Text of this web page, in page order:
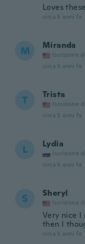
Loves these
circa 5 anni fa
M Miranda
Iscrizione
circa 5 anni fa
T Trista
Iscrizione
circa 5 anni fa
L Lydia
Iscrizione
circa 5 anni fa
S Sheryl
Iscrizione
Very nice I
then I
circa 5 anni fa